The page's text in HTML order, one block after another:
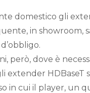
domestico gli
in showroom,
però, dove è
extender HDBaseT
in cui il player, un